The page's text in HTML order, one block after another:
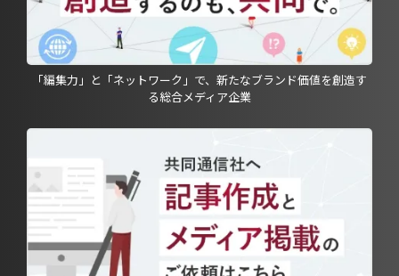
「編集力」と「ネットワーク」で、新たなブランド価値を創造す
る総合メディア企業